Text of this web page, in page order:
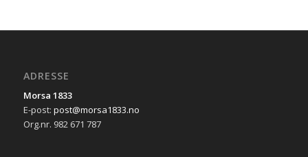
ADRESSE
Morsa 1833
E-post: post@morsa1833.no
Org.nr. 982 671 787